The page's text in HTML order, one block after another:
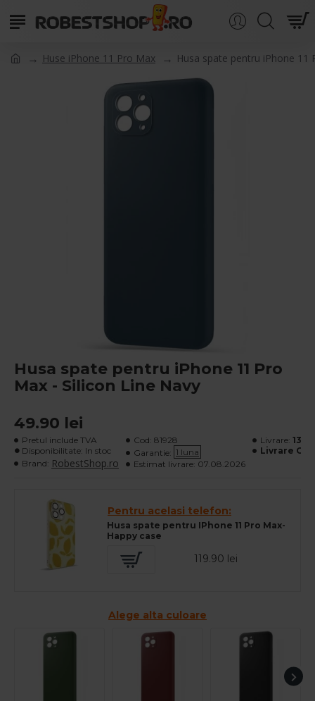
Huse iPhone 11 Pro Max Husa spate pentru iPhone 11
Husa spate pentru iPhone 11 Pro
Max - Silicon Line Navy
49.90 lei
Pretul include TVA
Disponibilitate: In stoc
Brand: RobestShop.ro
Cod: 81928
Garantie: 1 luna
Estimat livrare: 07.08.2026
Livrare: 13 lei
Livrare
Pentru acelasi telefon:
Husa spate pentru IPhone 11 Pro Max-
Happy case
119.90 lei
Alege alta culoare